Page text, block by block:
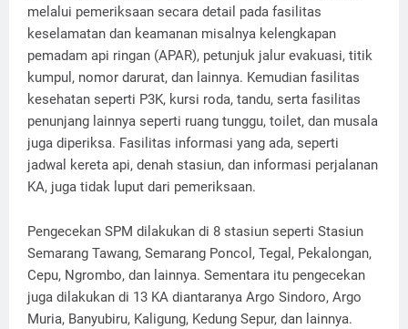
melalui pemeriksaan secara detail pada fasilitas
keselamatan dan keamanan misalnya kelengkapan
pemadam api ringan (APAR), petunjuk jalur evakuasi, titik
kumpul, nomor darurat, dan lainnya. Kemudian fasilitas
kesehatan seperti P3K, kursi roda, tandu, serta fasilitas
penunjang lainnya seperti ruang tunggu, toilet, dan musala
juga diperiksa. Fasilitas informasi yang ada, seperti
jadwal kereta api, denah stasiun, dan informasi perjalanan
KA, juga tidak luput dari pemeriksaan.
Pengecekan SPM dilakukan di 8 stasiun seperti Stasiun
Semarang Tawang, Semarang Poncol, Tegal, Pekalongan,
Cepu, Ngrombo, dan lainnya. Sementara itu pengecekan
juga dilakukan di 13 KA diantaranya Argo Sindoro, Argo
Muria, Banyubiru, Kaligung, Kedung Sepur, dan lainnya.